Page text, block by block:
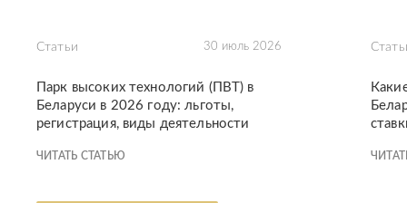
Статьи 30 июль 2026
Парк высоких технологий (ПВТ) в
Беларуси в 2026 году: льготы,
регистрация, виды деятельности
ЧИТАТЬ СТАТЬЮ